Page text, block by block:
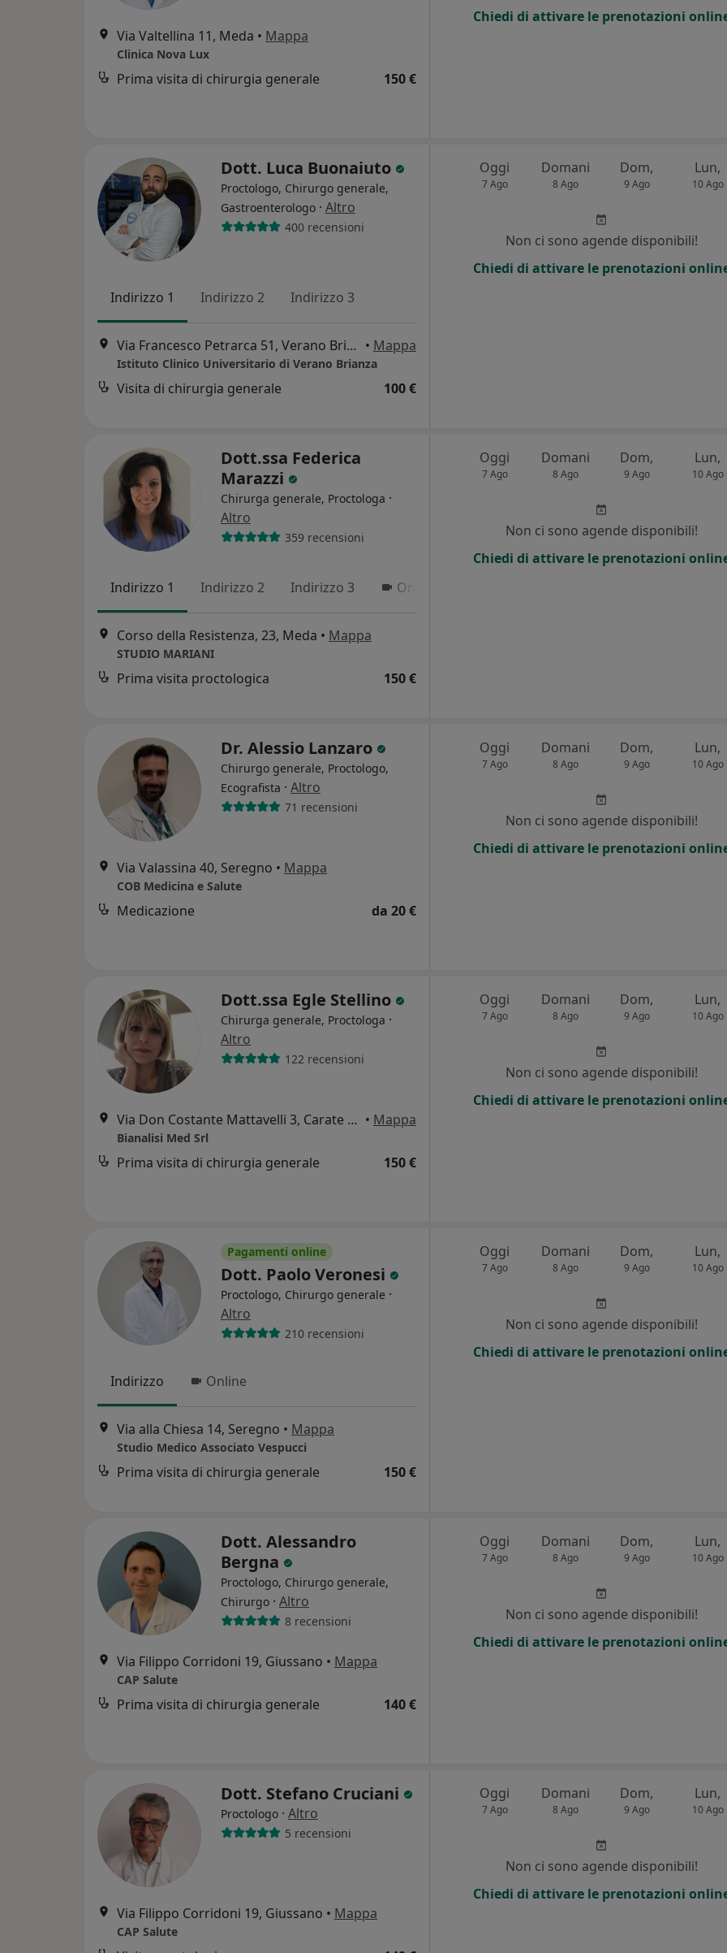
Via Valtellina 11, Meda • Mappa
Clinica Nova Lux
Prima visita di chirurgia generale 150 €
Chiedi di attivare le prenotazioni
Dott. Luca Buonaiuto
Proctologo, Chirurgo generale,
Gastroenterologo · Altro
400 recensioni
Indirizzo 1 Indirizzo 2 Indirizzo 3
Via Francesco Petrarca 51, Verano Brianza • Mappa
Istituto Clinico Universitario di Verano Brianza
Visita di chirurgia generale 100 €
Oggi
7 Ago
Domani
8 Ago
Dom,
9 Ago
Lun,
10 Ago
Non ci sono agende disponibili!
Chiedi di attivare le prenotazioni
Dott.ssa Federica
Marazzi
Chirurga generale, Proctologa ·
Altro
359 recensioni
Indirizzo 1 Indirizzo 2 Indirizzo 3 Online
Corso della Resistenza, 23, Meda • Mappa
STUDIO MARIANI
Prima visita proctologica 150 €
Oggi
7 Ago
Domani
8 Ago
Dom,
9 Ago
Lun,
10 Ago
Non ci sono agende disponibili!
Chiedi di attivare le prenotazioni
Dr. Alessio Lanzaro
Chirurgo generale, Proctologo,
Ecografista · Altro
71 recensioni
Via Valassina 40, Seregno • Mappa
COB Medicina e Salute
Medicazione da 20 €
Oggi
7 Ago
Domani
8 Ago
Dom,
9 Ago
Lun,
10 Ago
Non ci sono agende disponibili!
Chiedi di attivare le prenotazioni
Dott.ssa Egle Stellino
Chirurga generale, Proctologa ·
Altro
122 recensioni
Via Don Costante Mattavelli 3, Carate Brianza • Mappa
Bianalisi Med Srl
Prima visita di chirurgia generale 150 €
Oggi
7 Ago
Domani
8 Ago
Dom,
9 Ago
Lun,
10 Ago
Non ci sono agende disponibili!
Chiedi di attivare le prenotazioni
Pagamenti online
Dott. Paolo Veronesi
Proctologo, Chirurgo generale ·
Altro
210 recensioni
Indirizzo Online
Via alla Chiesa 14, Seregno • Mappa
Studio Medico Associato Vespucci
Prima visita di chirurgia generale 150 €
Oggi
7 Ago
Domani
8 Ago
Dom,
9 Ago
Lun,
10 Ago
Non ci sono agende disponibili!
Chiedi di attivare le prenotazioni
Dott. Alessandro
Bergna
Proctologo, Chirurgo generale,
Chirurgo · Altro
8 recensioni
Via Filippo Corridoni 19, Giussano • Mappa
CAP Salute
Prima visita di chirurgia generale 140 €
Oggi
7 Ago
Domani
8 Ago
Dom,
9 Ago
Lun,
10 Ago
Non ci sono agende disponibili!
Chiedi di attivare le prenotazioni
Dott. Stefano Cruciani
Proctologo · Altro
5 recensioni
Via Filippo Corridoni 19, Giussano • Mappa
CAP Salute
Oggi
7 Ago
Domani
8 Ago
Dom,
9 Ago
Lun,
10 Ago
Non ci sono agende disponibili!
Chiedi di attivare le prenotazioni